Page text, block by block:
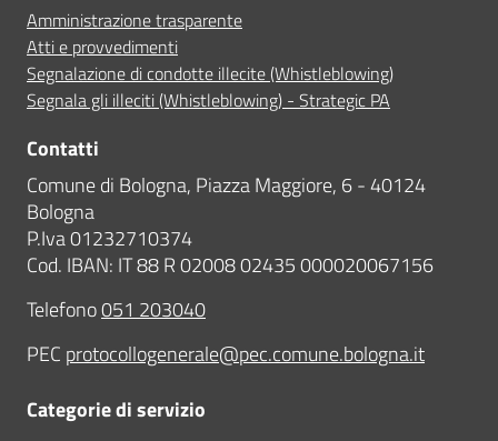
Amministrazione trasparente
Atti e provvedimenti
Segnalazione di condotte illecite (Whistleblowing)
Segnala gli illeciti (Whistleblowing) - Strategic PA
Contatti
Comune di Bologna, Piazza Maggiore, 6 - 40124
Bologna
P.Iva 01232710374
Cod. IBAN: IT 88 R 02008 02435 000020067156
Telefono051 203040
PEC protocollogenerale@pec.comune.bologna.it
Categorie di servizio